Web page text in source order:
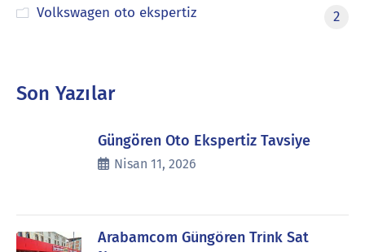
Volkswagen oto ekspertiz
2
Son Yazılar
Güngören Oto Ekspertiz Tavsiye
Nisan 11, 2026
Arabamcom Güngören Trink Sat